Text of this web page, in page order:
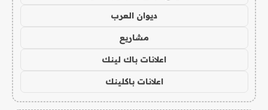
ديوان العرب
مشاريع
اعلانات باك لينك
اعلانات باكلينك